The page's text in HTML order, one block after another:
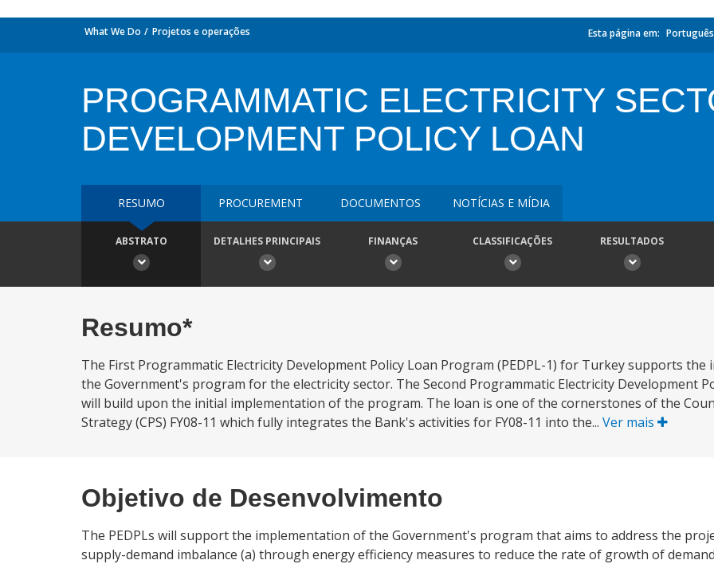
What We Do Projetos e operações Esta página em: Português
PROGRAMMATIC ELECTRICITY
DEVELOPMENT POLICY LOAN
RESUMO PROCUREMENT DOCUMENTOS NOTÍCIAS E MÍDIA
ABSTRATO DETALHES PRINCIPAIS FINANÇAS CLASSIFICAÇÕES RESULTADOS
Resumo*
The First Programmatic Electricity Development Policy Loan Program (PEDPL-1) for Turkey supports
the Government's program for the electricity sector. The Second Programmatic Electricity Development
will build upon the initial implementation of the program. The loan is one of the cornerstones of the
Strategy (CPS) FY08-11 which fully integrates the Bank's activities for FY08-11 into the... Ver mais
Objetivo de Desenvolvimento
The PEDPLs will support the implementation of the Government's program that aims to address the
supply-demand imbalance (a) through energy efficiency measures to reduce the rate of growth of